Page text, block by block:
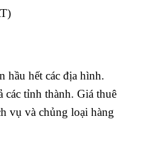
hầu hết các địa hình.
các tỉnh thành. Giá thuê
vụ và chủng loại hàng